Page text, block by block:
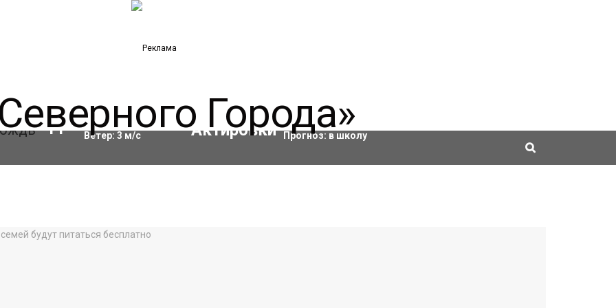
11 °C Влажность:90%
Ветер: 3 м/с
Актировки
Прогноз: в школу